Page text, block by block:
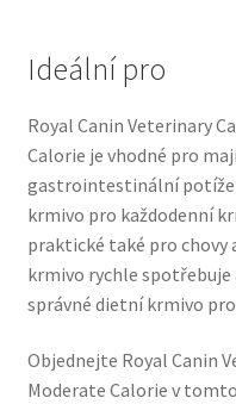
Ideální pro
Royal Canin Veterinary
Calorie je vhodné pro
gastrointestinální
krmivo pro každodenní
praktické také pro chovy
krmivo rychle spotřebuje
správné dietní krmivo pro
Objednejte Royal Canin
Moderate Calorie v